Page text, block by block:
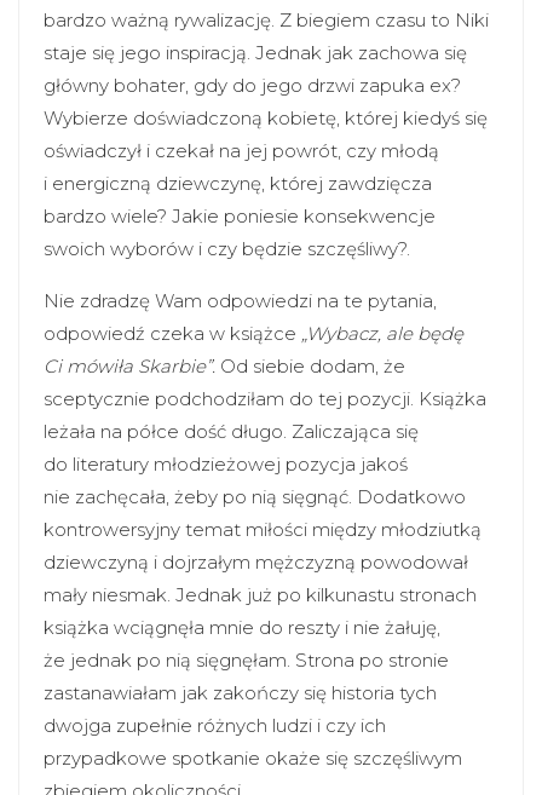
bardzo ważną rywalizację. Z biegiem czasu to Niki
staje się jego inspiracją. Jednak jak zachowa się
główny bohater, gdy do jego drzwi zapuka ex?
Wybierze doświadczoną kobietę, której kiedyś się
oświadczył i czekał na jej powrót, czy młodą
i energiczną dziewczynę, której zawdzięcza
bardzo wiele? Jakie poniesie konsekwencje
swoich wyborów i czy będzie szczęśliwy?.
Nie zdradzę Wam odpowiedzi na te pytania,
odpowiedź czeka w książce „Wybacz, ale będę
Ci mówiła Skarbie”. Od siebie dodam, że
sceptycznie podchodziłam do tej pozycji. Książka
leżała na półce dość długo. Zaliczająca się
do literatury młodzieżowej pozycja jakoś
nie zachęcała, żeby po nią sięgnąć. Dodatkowo
kontrowersyjny temat miłości między młodziutką
dziewczyną i dojrzałym mężczyzną powodował
mały niesmak. Jednak już po kilkunastu stronach
książka wciągnęła mnie do reszty i nie żałuję,
że jednak po nią sięgnęłam. Strona po stronie
zastanawiałam jak zakończy się historia tych
dwojga zupełnie różnych ludzi i czy ich
przypadkowe spotkanie okaże się szczęśliwym